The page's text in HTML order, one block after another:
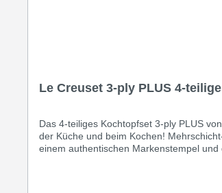
Le Creuset 3-ply PLUS 4-
Das 4-teiliges Kochtopfset 3-ply PLUS
der Küche und beim Kochen!
einem authentischen Markenstempel